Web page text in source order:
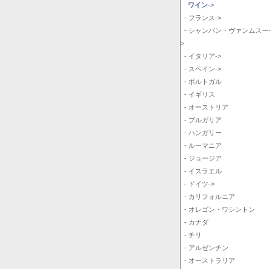
ワイン->
- フランス->
- シャンパン・ヴァンムスー-
>
- イタリア->
- スペイン->
- ポルトガル
- イギリス
- オーストリア
- ブルガリア
- ハンガリー
- ルーマニア
- ジョージア
- イスラエル
- ドイツ->
- カリフォルニア
- オレゴン・ワシントン
- カナダ
- チリ
- アルゼンチン
- オーストラリア